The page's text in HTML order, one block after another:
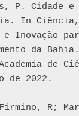
P. Cidade e
In Ciência,
e Inovação
da
de
de 2022.
R;